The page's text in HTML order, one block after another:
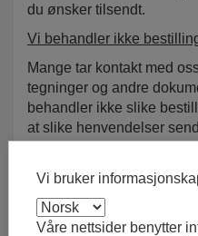
du ønsker tilsendt.
Vi behandler ikke
Mange tar kontakt med
tegninger og andre
behandler ikke slike
at slike henvendelser
Publisert: 28.02.2025
Sist endret: 26.06.2025
Vi bruker
Våre nettsider benytter